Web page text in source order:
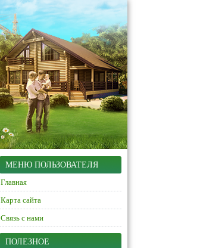
МЕНЮ ПОЛЬЗОВАТЕЛЯ
Главная
Карта сайта
Связь с нами
ПОЛЕЗНОЕ